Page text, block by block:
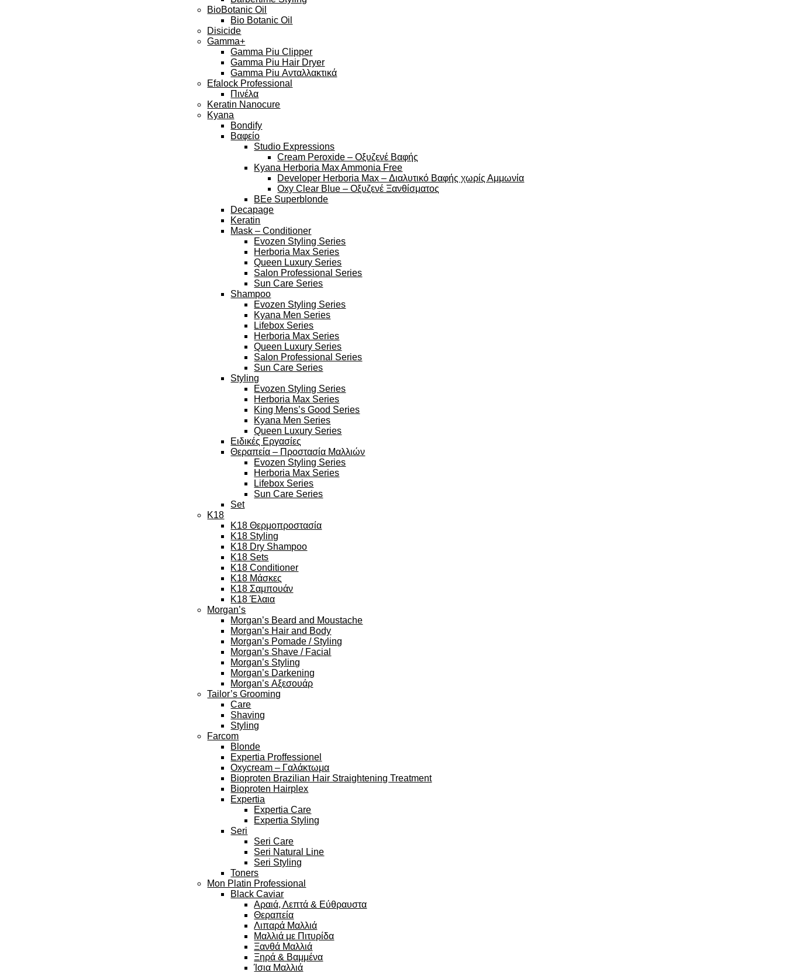
BioBotanic Oil
Bio Botanic Oil
Disicide
Gamma+
Gamma Piu Clipper
Gamma Piu Hair Dryer
Gamma Piu Ανταλλακτικά
Efalock Professional
Πινέλα
Keratin Nanocure
Kyana
Bondify
Βαφείο
Studio Expressions
Cream Peroxide – Οξυζενέ Βαφής
Kyana Herboria Max Ammonia Free
Developer Herboria Max – Διαλυτικό Βαφής χωρίς Αμμωνία
Oxy Clear Blue – Οξυζενέ Ξανθίσματος
BEe Superblonde
Decapage
Keratin
Mask – Conditioner
Evozen Styling Series
Herboria Max Series
Queen Luxury Series
Salon Professional Series
Sun Care Series
Shampoo
Evozen Styling Series
Kyana Men Series
Lifebox Series
Herboria Max Series
Queen Luxury Series
Salon Professional Series
Sun Care Series
Styling
Evozen Styling Series
Herboria Max Series
King Mens’s Good Series
Kyana Men Series
Queen Luxury Series
Ειδικές Εργασίες
Θεραπεία – Προστασία Μαλλιών
Evozen Styling Series
Herboria Max Series
Lifebox Series
Sun Care Series
Set
K18
K18 Θερμοπροστασία
K18 Styling
K18 Dry Shampoo
K18 Sets
K18 Conditioner
K18 Μάσκες
K18 Σαμπουάν
K18 Έλαια
Morgan’s
Morgan’s Beard and Moustache
Morgan’s Hair and Body
Morgan’s Pomade / Styling
Morgan’s Shave / Facial
Morgan’s Styling
Morgan’s Darkening
Morgan’s Αξεσουάρ
Tailor’s Grooming
Care
Shaving
Styling
Farcom
Blonde
Expertia Proffessionel
Oxycream – Γαλάκτωμα
Bioproten Brazilian Hair Straightening Treatment
Bioproten Hairplex
Expertia
Expertia Care
Expertia Styling
Seri
Seri Care
Seri Natural Line
Seri Styling
Toners
Mon Platin Professional
Black Caviar
Αραιά, Λεπτά & Εύθραυστα
Θεραπεία
Λιπαρά Μαλλιά
Μαλλιά με Πιτυρίδα
Ξανθά Μαλλιά
Ξηρά & Βαμμένα
Ίσια Μαλλιά